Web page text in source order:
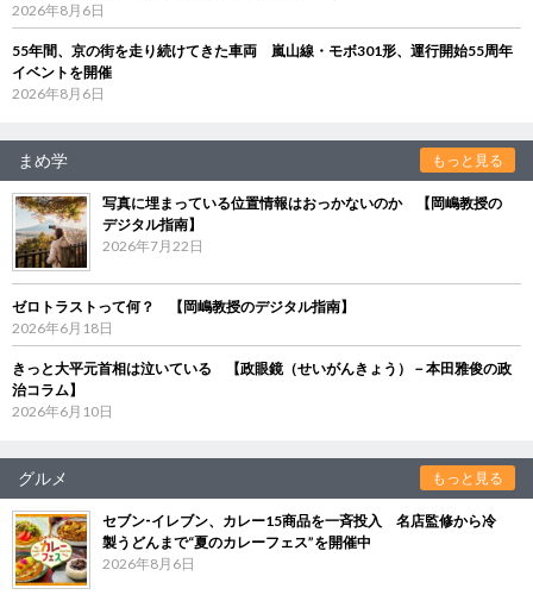
2026年8月6日
55年間、京の街を走り続けてきた車両 嵐山線・モボ301形、運行開始55周年
イベントを開催
2026年8月6日
まめ学 もっと見る
写真に埋まっている位置情報はおっかないのか 【岡嶋教授の
デジタル指南】
2026年7月22日
ゼロトラストって何？ 【岡嶋教授のデジタル指南】
2026年6月18日
きっと大平元首相は泣いている 【政眼鏡（せいがんきょう）－本田雅俊の政
治コラム】
2026年6月10日
グルメ もっと見る
セブン‐イレブン、カレー15商品を一斉投入 名店監修から冷
製うどんまで“夏のカレーフェス”を開催中
2026年8月6日